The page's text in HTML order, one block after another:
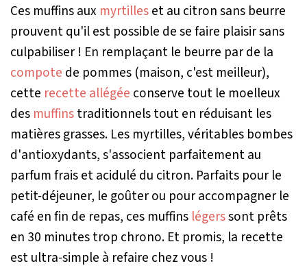
Ces muffins aux myrtilleset au citron sans beurre
prouvent qu'il est possible de se faire plaisir sans
culpabiliser ! En remplaçant le beurre par de la
compote de pommes (maison, c'est meilleur),
cette recette allégée conserve tout le moelleux
des muffinstraditionnels tout en réduisant les
matières grasses. Les myrtilles, véritables bombes
d'antioxydants, s'associent parfaitement au
parfum frais et acidulé du citron. Parfaits pour le
petit-déjeuner, le goûter ou pour accompagner le
café en fin de repas, ces muffins légerssont prêts
en 30 minutes trop chrono. Et promis, la recette
est ultra-simple à refaire chez vous !